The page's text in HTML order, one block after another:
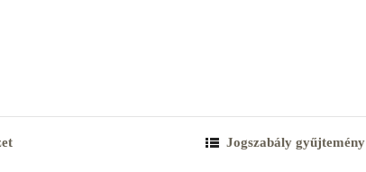
Jogszabály gyűjtemény